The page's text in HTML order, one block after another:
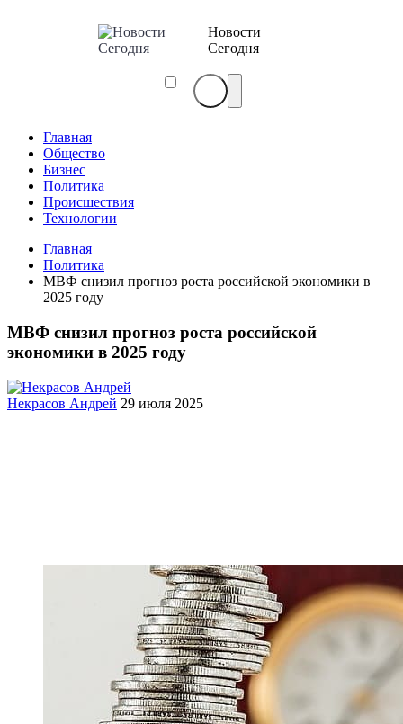
Новости
Сегодня
Главная
Общество
Бизнес
Политика
Происшествия
Технологии
Главная
Политика
МВФ снизил прогноз роста российской экономики в
2025 году
МВФ снизил прогноз роста российской
экономики в 2025 году
Некрасов Андрей 29 июля 2025